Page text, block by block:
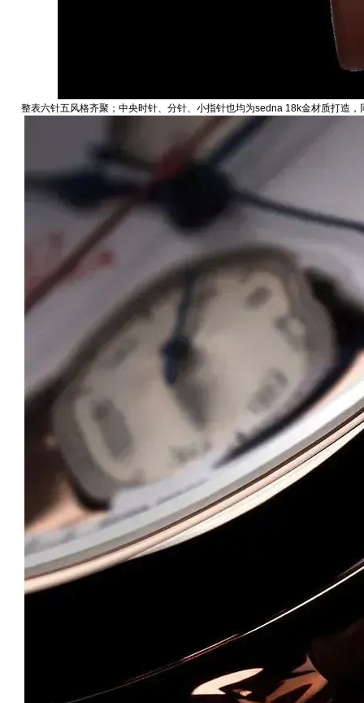
整表六针五风格齐聚；中央时针、分针、小指针也均为sedna 18k金材质打造‬，